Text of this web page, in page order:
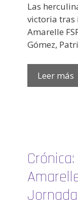
Las
victoria tras
Amarelle
Gómez,
Leer más